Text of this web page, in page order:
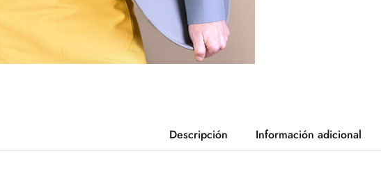
Descripción Información adicional